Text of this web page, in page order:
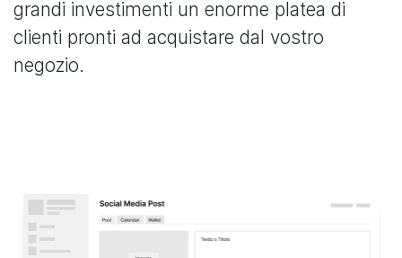
grandi investimenti un enorme platea di
clienti pronti ad acquistare dal vostro
negozio.